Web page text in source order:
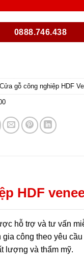
0888.746.438
Cửa gỗ công nghiệp HDF
HDF
hỗ trợ và tư vấn
công theo yêu
lượng và thẩm mỹ.